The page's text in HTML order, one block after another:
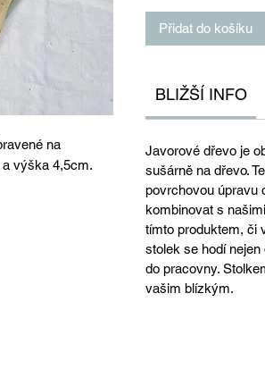
na
výška 4,5cm.
Přidat do košíku
BLIŽŠÍ INFO
Javorové dřevo je
sušárně na dřevo.
povrchovou úpravu
kombinovat s
tímto produktem, či
stolek se hodí
do pracovny.
vašim blízkým.